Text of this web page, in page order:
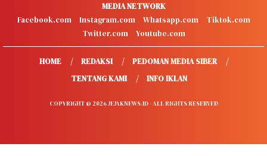
MEDIA NETWORK
Facebook.com
Instagram.com Whatsapp.com
Tiktok.com
Twitter.com
Youtube.com
HOME REDAKSI
PEDOMAN MEDIA SIBER
TENTANG KAMI
INFO IKLAN
COPYRIGHT © 2026 JEJAKNEWS.ID - ALL RIGHTS RESERVED